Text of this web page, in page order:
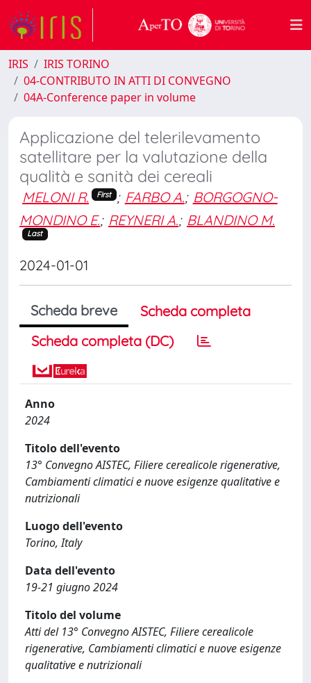
IRIS
IRIS TORINO
04-CONTRIBUTO IN ATTI DI CONVEGNO
04A-Conference paper in volume
Applicazione del telerilevamento
satellitare per la valutazione della
qualità e sanità dei cereali
MELONI R. First ; FARBO A.; BORGOGNO-
MONDINO E.; REYNERI A.; BLANDINO M.
Last
2024-01-01
Scheda breve
Scheda completa
Scheda completa (DC)
Anno
2024
Titolo dell'evento
13° Convegno AISTEC, Filiere cerealicole rigenerative,
Cambiamenti climatici e nuove esigenze qualitative e
nutrizionali
Luogo dell'evento
Torino, Italy
Data dell'evento
19-21 giugno 2024
Titolo del volume
Atti del 13° Convegno AISTEC, Filiere cerealicole
rigenerative, Cambiamenti climatici e nuove esigenze
qualitative e nutrizionali